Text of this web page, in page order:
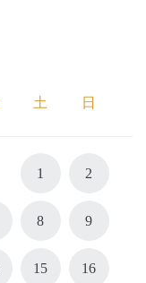
土 日
1 2
8 9
15 16